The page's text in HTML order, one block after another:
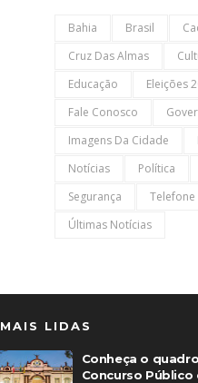
Bahia Brasil
Cruz Das Almas
Educação
Eleições
Fale Conosco
Imagens Da Cidade
Notícias
Política
Segurança
Telefone
Últimas Notícias
MAIS LIDAS
Conheça o
Concurso